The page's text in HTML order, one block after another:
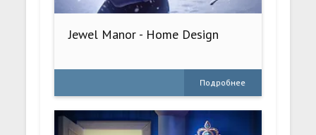
Jewel Manor - Home Design
Подробнее